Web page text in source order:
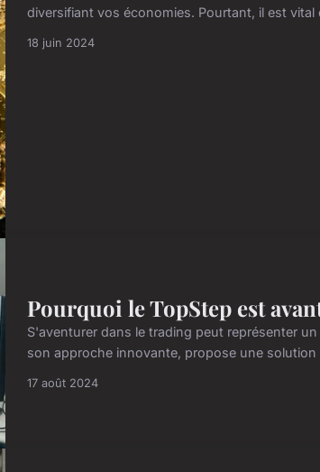
diversifiant vos économies. Pourtant, il est
18 juin 2024
Pourquoi le TopStep est
S'aventurer dans le trading peut représenter
son approche innovante, propose une
17 août 2024